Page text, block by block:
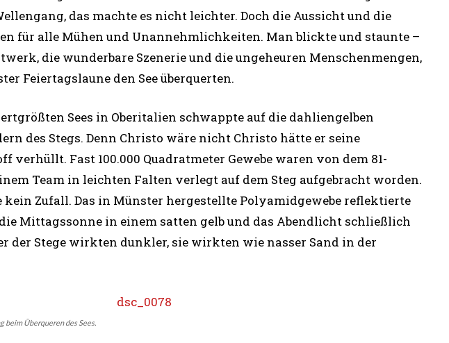
das machte es nicht leichter. Doch die Aussicht und die
für alle Mühen und Unannehmlichkeiten. Man blickte und staunte –
die wunderbare Szenerie und die ungeheuren Menschenmengen,
Feiertagslaune den See überquerten.
Sees in Oberitalien schwappte auf die dahliengelben
des Stegs. Denn Christo wäre nicht Christo hätte er seine
Fast 100.000 Quadratmeter Gewebe waren von dem 81-
Team in leichten Falten verlegt auf dem Steg aufgebracht worden.
kein Zufall. Das in Münster hergestellte Polyamidgewebe reflektierte
Mittagssonne in einem satten gelb und das Abendlicht schließlich
der Stege wirkten dunkler, sie wirkten wie nasser Sand in der
beim Überqueren des Sees.